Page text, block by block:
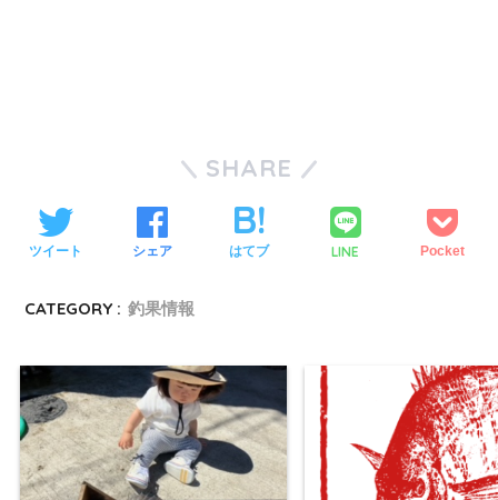
SHARE
ツイート シェア はてブ LINE Pocket
CATEGORY : 釣果情報